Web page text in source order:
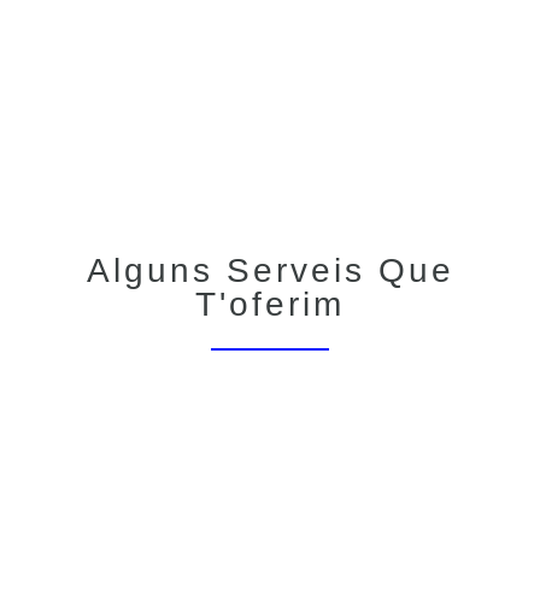
Alguns Serveis Que
T'oferim